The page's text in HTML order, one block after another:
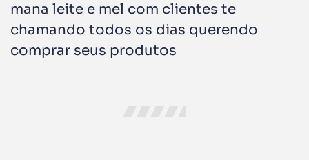
mana leite e mel com clientes te
chamando todos os dias querendo
comprar seus produtos